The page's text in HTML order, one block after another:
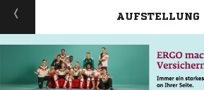
AUFSTELLUNG